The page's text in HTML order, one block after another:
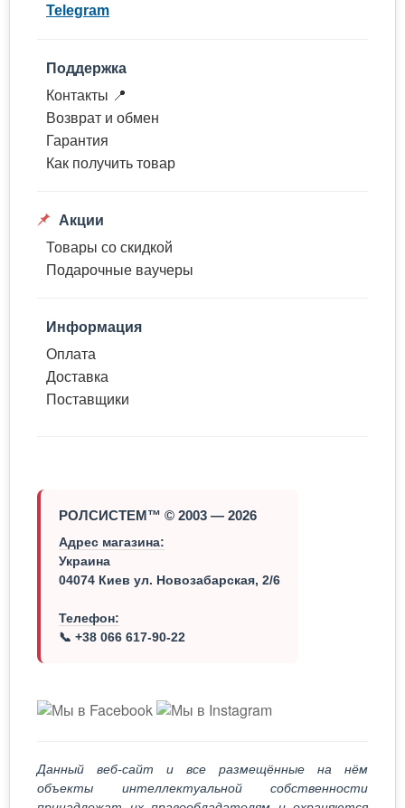
Telegram
Поддержка
Контакты 📍
Возврат и обмен
Гарантия
Как получить товар
Акции
Товары со скидкой
Подарочные ваучеры
Информация
Оплата
Доставка
Поставщики
РОЛСИСТЕМ™ © 2003 — 2026
Адрес магазина:
Украина
04074 Киев ул. Новозабарская, 2/6
Телефон:
📞 +38 066 617-90-22
Данный веб-сайт и все размещённые на нём
объекты интеллектуальной собственности